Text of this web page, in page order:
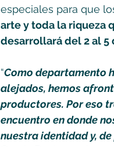
especiales para que
arte y toda la riqueza
desarrollará del 2 al 5
“Como departamento
alejados, hemos
productores. Por eso
encuentro en donde
nuestra identidad y,